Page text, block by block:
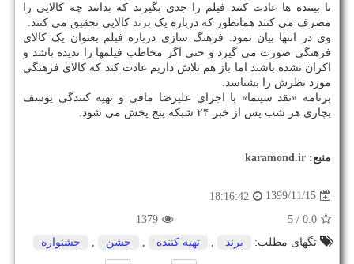
تا بیننده ها عادت کنند فیلم را جدی بگیرند که بدانند چه کالایی را
مصرف می کنند همانطور که درباره یک برند کالایی تحقیق می کنند.
وی در انتها بیان نمود: فرهنگ سازی درباره فیلم بعنوان یک کالای
فرهنگی صورت می گیرد و حتی اگر مخاطب فیلمها را ندیده باشد و
اکران نشده باشند اما باز هم تلاش داریم عادت کند که کالای فرهنگی
مورد نظرش را بشناسد.
برنامه «نقد سینما» با اجرای علیرضا مافی و تهیه کنندگی یوسف
بچاری هر شب پس از خبر ۲۴ شبکه پنج پخش می شود.
منبع: karamond.ir
1399/11/15
18:16:42
0.0
/ 5
1379
تگهای مطلب:
برند تهیه كننده جشن جشنواره